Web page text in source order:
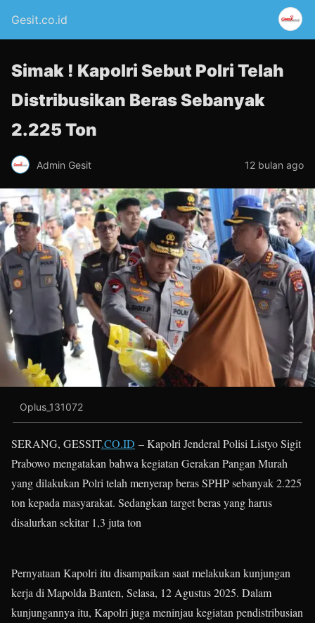
Gesit.co.id
Simak ! Kapolri Sebut Polri Telah
Distribusikan Beras Sebanyak
2.225 Ton
Admin Gesit 12 bulan ago
Oplus_131072
SERANG, GESSIT.CO.ID – Kapolri Jenderal Polisi Listyo Sigit
Prabowo mengatakan bahwa kegiatan Gerakan Pangan Murah
yang dilakukan Polri telah menyerap beras SPHP sebanyak 2.225
ton kepada masyarakat. Sedangkan target beras yang harus
disalurkan sekitar 1,3 juta ton
Pernyataan Kapolri itu disampaikan saat melakukan kunjungan
kerja di Mapolda Banten, Selasa, 12 Agustus 2025. Dalam
kunjungannya itu, Kapolri juga meninjau kegiatan pendistribusian